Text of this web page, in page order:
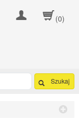
(0)
Szukaj